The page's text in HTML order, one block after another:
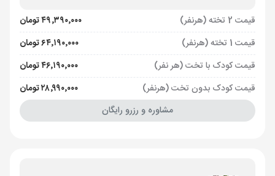
قیمت 2 تخته (هرنفر)
۴۹٬۳۹۰٬۰۰۰ تومان
قیمت 1 تخته (هرنفر)
۶۴٬۱۹۰٬۰۰۰ تومان
قیمت کودک با تخت (هر نفر)
۴۶٬۱۹۰٬۰۰۰ تومان
قیمت کودک بدون تخت (هرنفر)
۲۸٬۹۹۰٬۰۰۰ تومان
مشاوره و رزرو رایگان